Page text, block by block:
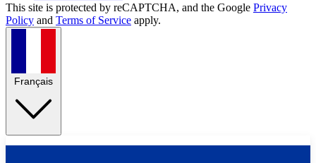
This site is protected by reCAPTCHA, and the Google Privacy
Policy and Terms of Service apply.
Français